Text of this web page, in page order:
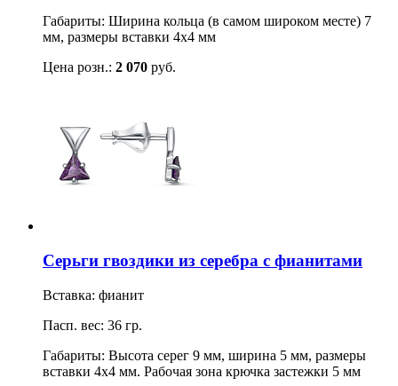
Габариты: Ширина кольца (в самом широком месте) 7
мм, размеры вставки 4х4 мм
Цена розн.: 2 070 руб.
Серьги гвоздики из серебра с фианитами
Вставка: фианит
Пасп. вес: 36 гр.
Габариты: Высота серег 9 мм, ширина 5 мм, размеры
вставки 4х4 мм. Рабочая зона крючка застежки 5 мм